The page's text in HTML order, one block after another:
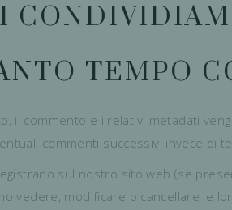
TEMPO
il commento e i relativi metadati
commenti successivi invece di
sul nostro sito web (se
vedere, modificare o cancellare le